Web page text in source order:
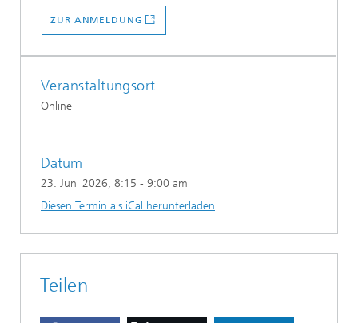
ZUR ANMELDUNG
Veranstaltungsort
Online
Datum
23. Juni 2026, 8:15 - 9:00 am
Diesen Termin als iCal herunterladen
Teilen